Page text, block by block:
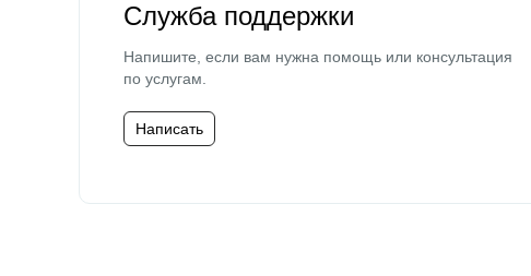
Служба поддержки
Напишите, если вам нужна помощь или консультация
по услугам.
Написать